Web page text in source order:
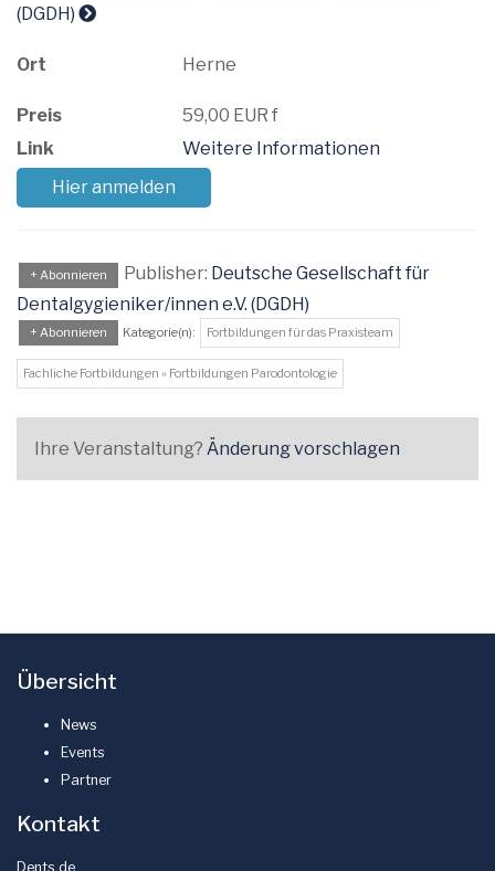
(DGDH)
Ort Herne
Preis
59,00 EUR f
Link
Weitere Informationen
Hier anmelden
+ Abonnieren Publisher: Deutsche Gesellschaft für
Dentalgygieniker/innen e.V. (DGDH)
+ Abonnieren Kategorie(n): Fortbildungen für das Praxisteam
Fachliche Fortbildungen » Fortbildungen Parodontologie
Ihre Veranstaltung? Änderung vorschlagen
Übersicht
News
Events
Partner
Kontakt
Dents.de